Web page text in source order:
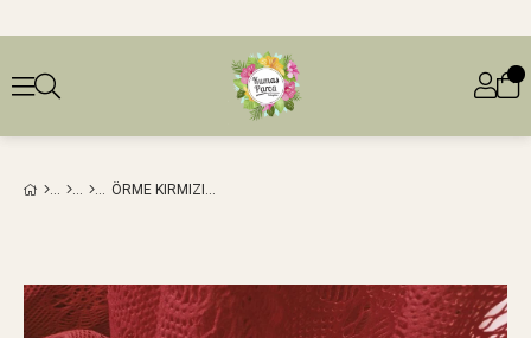
ÖRME KIRMIZI NAR ÇIÇEĞI RENKTE EN: 150 CM